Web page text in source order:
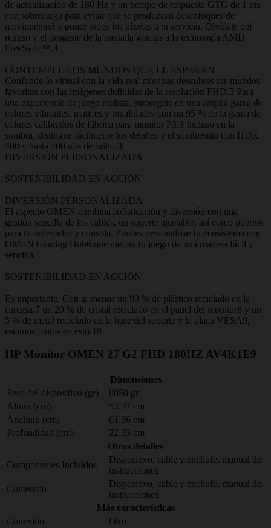
de actualización de 180 Hz y un tiempo de respuesta GTG de 1 ms
con sobrecarga para evitar que se produzcan desenfoques de
movimiento3 y poner todos los píxeles a tu servicio. Olvídate del
retraso y el desgaste de la pantalla gracias a la tecnología AMD
FreeSync™.4
CONTEMPLE LOS MUNDOS QUE LE ESPERAN
Confunde lo virtual con la vida real mientras descubres tus mundos
favoritos con las imágenes definidas de la resolución FHD.5 Para
una experiencia de juego realista, sumérgete en una amplia gama de
colores vibrantes, matices y tonalidades con un 95 % de la gama de
colores calibrados de fábrica para monitor P3.3 Incluso en la
sombra, distingue fácilmente los detalles y el sombreado con HDR
400 y hasta 400 nits de brillo.3
DIVERSIÓN PERSONALIZADA
SOSTENIBILIDAD EN ACCIÓN
DIVERSIÓN PERSONALIZADA
El aspecto OMEN combina sofisticación y diversión con una
gestión sencilla de los cables, un soporte ajustable, así como puertos
para tu ordenador y consola. Puedes personalizar tu ecosistema con
OMEN Gaming Hub6 que mejora tu juego de una manera fácil y
sencilla.
SOSTENIBILIDAD EN ACCIÓN
Es importante. Con al menos un 90 % de plástico reciclado en la
carcasa,7 un 20 % de cristal reciclado en el panel del monitor8 y un
5 % de metal reciclado en la base del soporte y la placa VESA9,
estamos juntos en esto.10
HP Monitor OMEN 27 G2 FHD 180HZ AV4K1E9
Dimensiones
Peso del dispositivo (gr)
8050 gr
Altura (cm)
52.37 cm
Anchura (cm)
61.36 cm
Profundidad (cm)
22.33 cm
Otros detalles
Componentes Incluidos
Dispositivo, cable y enchufe, manual de
instrucciones
Contenido
Dispositivo, cable y enchufe, manual de
instrucciones
Más características
Conexión
Otro